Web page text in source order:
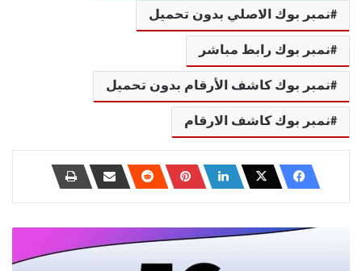
نمبر بوك الاصلي بدون تحميل
نمبر بوك رابط مباشر
نمبر بوك كاشف الأرقام بدون تحميل
نمبر بوك كاشف الارقام